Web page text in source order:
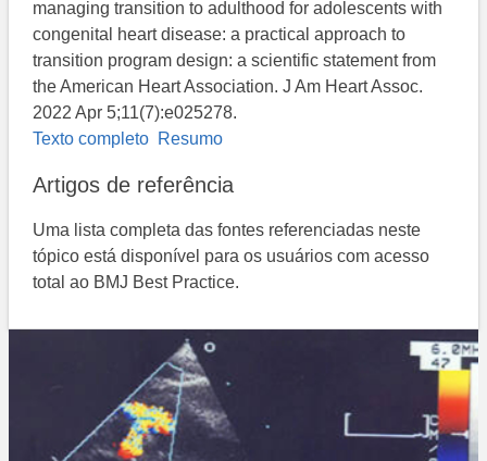
managing transition to adulthood for adolescents with
congenital heart disease: a practical approach to
transition program design: a scientific statement from
the American Heart Association. J Am Heart Assoc.
2022 Apr 5;11(7):e025278.
Texto completo Resumo
Artigos de referência
Uma lista completa das fontes referenciadas neste
tópico está disponível para os usuários com acesso
total ao BMJ Best Practice.